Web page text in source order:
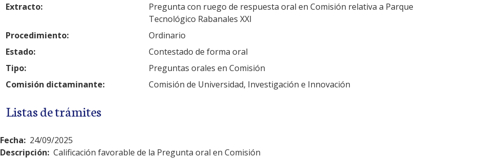
Extracto:
Pregunta con ruego de respuesta oral en Comisión relativa a Parque
Tecnológico Rabanales XXI
Procedimiento:
Ordinario
Estado:
Contestado de forma oral
Tipo:
Preguntas orales en Comisión
Comisión dictaminante:
Comisión de Universidad, Investigación e Innovación
Listas de trámites
Fecha: 24/09/2025
Descripción: Calificación favorable de la Pregunta oral en Comisión